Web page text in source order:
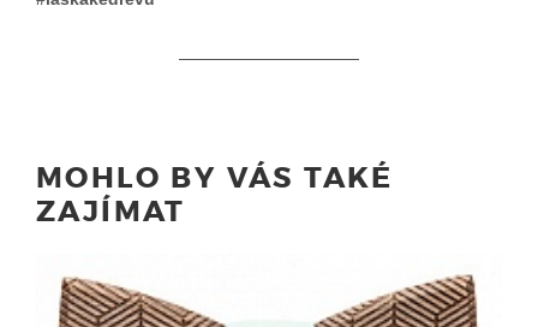
MOHLO BY VÁS TAKÉ
ZAJÍMAT